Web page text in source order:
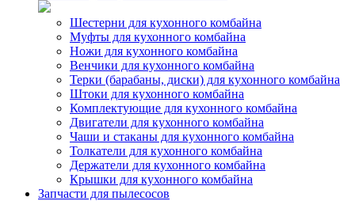
Шестерни для кухонного комбайна
Муфты для кухонного комбайна
Ножи для кухонного комбайна
Венчики для кухонного комбайна
Терки (барабаны, диски) для кухонного комбайна
Штоки для кухонного комбайна
Комплектующие для кухонного комбайна
Двигатели для кухонного комбайна
Чаши и стаканы для кухонного комбайна
Толкатели для кухонного комбайна
Держатели для кухонного комбайна
Крышки для кухонного комбайна
Запчасти для пылесосов